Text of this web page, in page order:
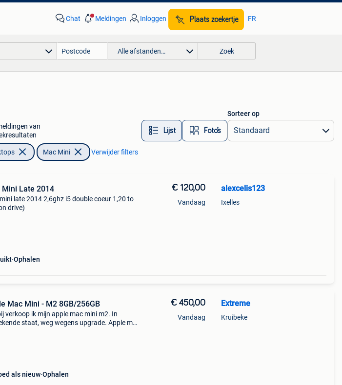
Chat Meldingen Inloggen Plaats zoekertje FR
Alle afstanden… Zoek
van
Lijst Foto’s
Sorteer op
Mac Mini Verwijder filters
Mini Late 2014
late 2014 2,6ghz i5 double coeur 1,20 to
drive)
Ophalen
€ 120,00
Vandaag
alexcelis123
Ixelles
Mac Mini - M2 8GB/256GB
verkoop ik mijn apple mac mini m2. In
staat, weg wegens upgrade. Apple m2
als nieuw Ophalen
€ 450,00
Vandaag
Extreme
Kruibeke